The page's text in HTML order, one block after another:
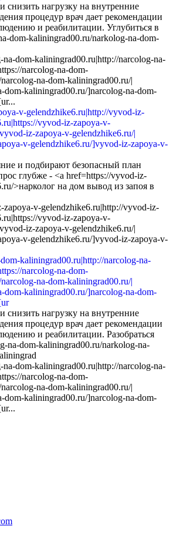
снизить нагрузку на внутренние
процедур врач дает рекомендации
и реабилитации. Углубиться в
dom-kaliningrad00.ru/narkolog-na-dom-
dom-kaliningrad00.ru|http://narcolog-na-
narcolog-na-dom-
na-dom-kaliningrad00.ru/|
dom-kaliningrad00.ru/]narcolog-na-dom-
и подбирают безопасный план
глубже - <a href=https://vyvod-iz-
>нарколог на дом вывод из запоя в
v-gelendzhike6.ru|http://vyvod-iz-
vyvod-iz-zapoya-v-
iz-zapoya-v-gelendzhike6.ru/|
v-gelendzhike6.ru/]vyvod-iz-zapoya-v-
снизить нагрузку на внутренние
процедур врач дает рекомендации
и реабилитации. Разобраться
na-dom-kaliningrad00.ru/narkolog-na-
dom-kaliningrad00.ru|http://narcolog-na-
narcolog-na-dom-
na-dom-kaliningrad00.ru/|
dom-kaliningrad00.ru/]narcolog-na-dom-